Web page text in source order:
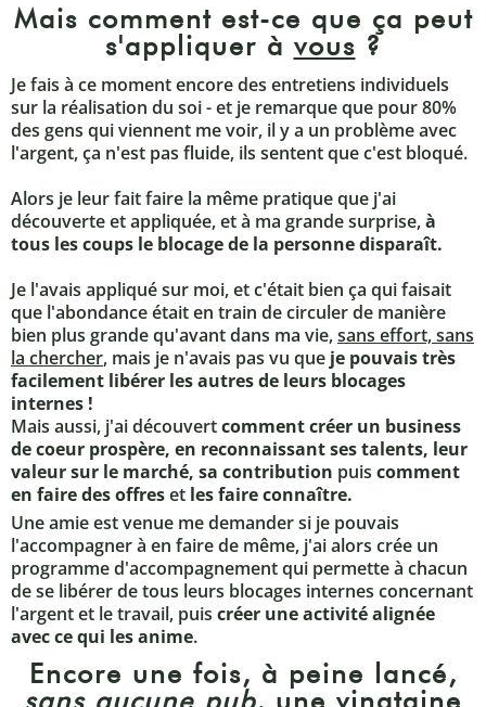
Mais comment est-ce que ça peut
s'appliquer à vous ?
Je fais à ce moment encore des entretiens individuels
sur la réalisation du soi - et je remarque que pour 80%
des gens qui viennent me voir, il y a un problème avec
l'argent, ça n'est pas fluide, ils sentent que c'est bloqué.
Alors je leur fait faire la même pratique que j'ai
découverte et appliquée, et à ma grande surprise,à
tous les coups le blocage de la personne disparaît.
Je l'avais appliqué sur moi, et c'était bien ça qui faisait
que l'abondance était en train de circuler de manière
bien plus grande qu'avant dans ma vie,sans effort, sans
la chercher, mais je n'avais pas vu que je pouvais très
facilement libérer les autres de leurs blocages
internes !
Mais aussi, j'ai découvertcomment créer un business
de coeur prospère, en reconnaissant ses talents, leur
valeur sur le marché, sa contribution puis comment
en faire des offreset les faire connaître.
Une amie est venue me demander si je pouvais
l'accompagner à en faire de même, j'ai alors crée un
programme d'accompagnement qui permette à chacun
de se libérer de tous leurs blocages internes concernant
l'argent et le travail, puis créer une activité alignée
avec ce qui les anime.
Encore une fois, à peine lancé,
sans aucune pub, une vingtaine